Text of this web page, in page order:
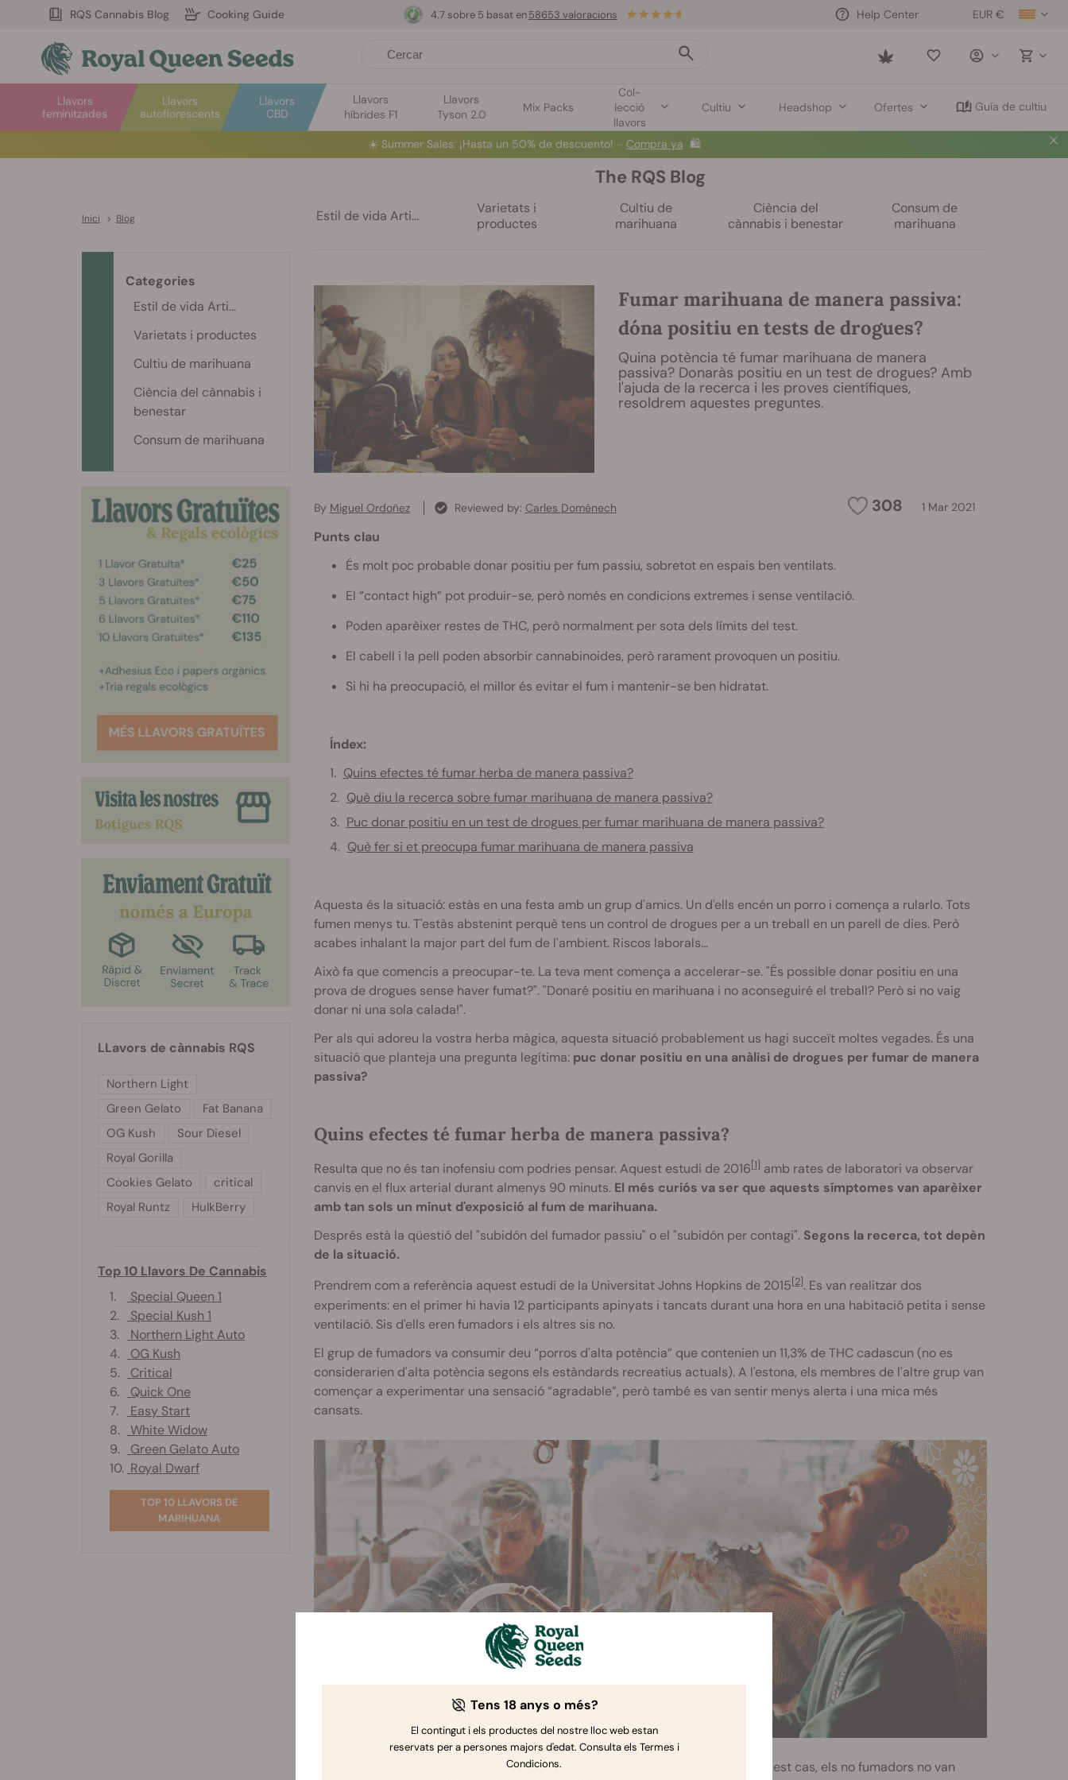
RQS Cannabis Blog Cooking Guide EUR €
Help Center
Saved
Llavors
autoflorescents
Llavors
feminitzades
Llavors
CBD
Llavors
híbrides F1
Llavors
Tyson 2.0
Mix Packs
Col-
lecció
llavors
Cultiu Headshop Ofertes Guía de cultiu
4.7 sobre 5 basat en58653 valoracions
☀️ Summer Sales: ¡Hasta un 50% de descuento! ⏤ Compra ya 🛍️
Inici > Blog
The RQS Blog
Estil de vida Arti...
Varietats i
productes
Cultiu de
marihuana
Ciència del
cànnabis i benestar
Consum de
marihuana
Fumar marihuana de manera passiva:
dóna positiu en tests de drogues?
Quina potència té fumar marihuana de manera
passiva? Donaràs positiu en un test de drogues? Amb
l'ajuda de la recerca i les proves científiques,
resoldrem aquestes preguntes.
308 1 Mar 2021
By Miguel Ordoñez Reviewed by: Carles Doménech
Punts clau
És molt poc probable donar positiu per fum passiu, sobretot en espais ben ventilats.
El “contact high” pot produir-se, però només en condicions extremes i sense ventilació.
Poden aparèixer restes de THC, però normalment per sota dels límits del test.
El cabell i la pell poden absorbir cannabinoides, però rarament provoquen un positiu.
Si hi ha preocupació, el millor és evitar el fum i mantenir-se ben hidratat.
Índex:
Quins efectes té fumar herba de manera passiva?
Què diu la recerca sobre fumar marihuana de manera passiva?
Puc donar positiu en un test de drogues per fumar marihuana de manera passiva?
Què fer si et preocupa fumar marihuana de manera passiva
Aquesta és la situació: estàs en una festa amb un grup d'amics. Un d'ells encén un porro i comença a rularlo. Tots
fumen menys tu. T'estàs abstenint perquè tens un control de drogues per a un treball en un parell de dies. Però
acabes inhalant la major part del fum de l'ambient. Riscos laborals...
Això fa que comencis a preocupar-te. La teva ment comença a accelerar-se. "És possible donar positiu en una
prova de drogues sense haver fumat?". "Donaré positiu en marihuana i no aconseguiré el treball? Però si no vaig
donar ni una sola calada!".
Per als qui adoreu la vostra herba màgica, aquesta situació probablement us hagi succeït moltes vegades. És una
situació que planteja una pregunta legítima: puc donar positiu en una anàlisi de drogues per fumar de manera
passiva?
Quins efectes té fumar herba de manera passiva?
Resulta que no és tan inofensiu com podries pensar.Aquest estudi de 2016[1] amb rates de laboratori va observar
canvis en el flux arterial durant almenys 90 minuts. El més curiós va ser que aquests símptomes van aparèixer
amb tan sols un minut d'exposició al fum de marihuana.
Després està la qüestió del "subidón del fumador passiu" o el "subidón per contagi". Segons la recerca, tot depèn
de la situació.
Prendrem com a referència aquest estudi de la Universitat Johns Hopkins de 2015[2]. Es van realitzar dos
experiments: en el primer hi havia 12 participants apinyats i tancats durant una hora en una habitació petita i sense
ventilació. Sis d'ells eren fumadors i els altres sis no.
El grup de fumadors va consumir deu “porros d'alta potència” que contenien un 11,3% deTHCcadascun (no es
considerarien d'alta potència segons els estàndards recreatius actuals). A l'estona, els membres de l'altre grup van
començar a experimentar una sensació “agradable”, però també es van sentir menys alerta i una mica més
cansats.
En canvi, el segon experiment es va realitzar en una habitació ventilada. En aquest cas, els no fumadors no van
Categories
Estil de vida Arti...
Varietats i productes
Cultiu de marihuana
Ciència del cànnabis i
benestar
Consum de marihuana
LLavors de cànnabis RQS
Northern Light
Green Gelato
Fat Banana
OG Kush
Sour Diesel
Royal Gorilla
Cookies Gelato
critical
Royal Runtz
HulkBerry
Top 10 Llavors De Cannabis
1.
Special Queen 1
2.
Special Kush 1
3.
Northern Light Auto
4.
OG Kush
5.
Critical
6.
Quick One
7.
Easy Start
8.
White Widow
9.
Green Gelato Auto
10. Royal Dwarf
TOP 10 LLAVORS DE
MARIHUANA
Tens 18 anys o més?
El contingut i els productes del nostre lloc web estan
reservats per a persones majors d'edat. Consulta els Termes i
Condicions.